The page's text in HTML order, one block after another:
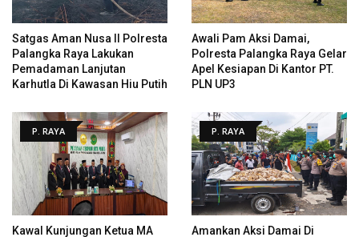
Satgas Aman Nusa II Polresta
Palangka Raya Lakukan
Pemadaman Lanjutan
Karhutla Di Kawasan Hiu Putih
Awali Pam Aksi Damai,
Polresta Palangka Raya Gelar
Apel Kesiapan Di Kantor PT.
PLN UP3
P. RAYA
Kawal Kunjungan Ketua MA
P. RAYA
Amankan Aksi Damai Di